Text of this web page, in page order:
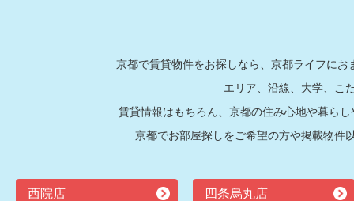
京都で賃貸物件をお探しなら、京都ライフに
エリア、沿線、大学、こ
賃貸情報はもちろん、京都の住み心地や暮ら
京都でお部屋探しをご希望の方や掲載物件
西院店 四条烏丸店